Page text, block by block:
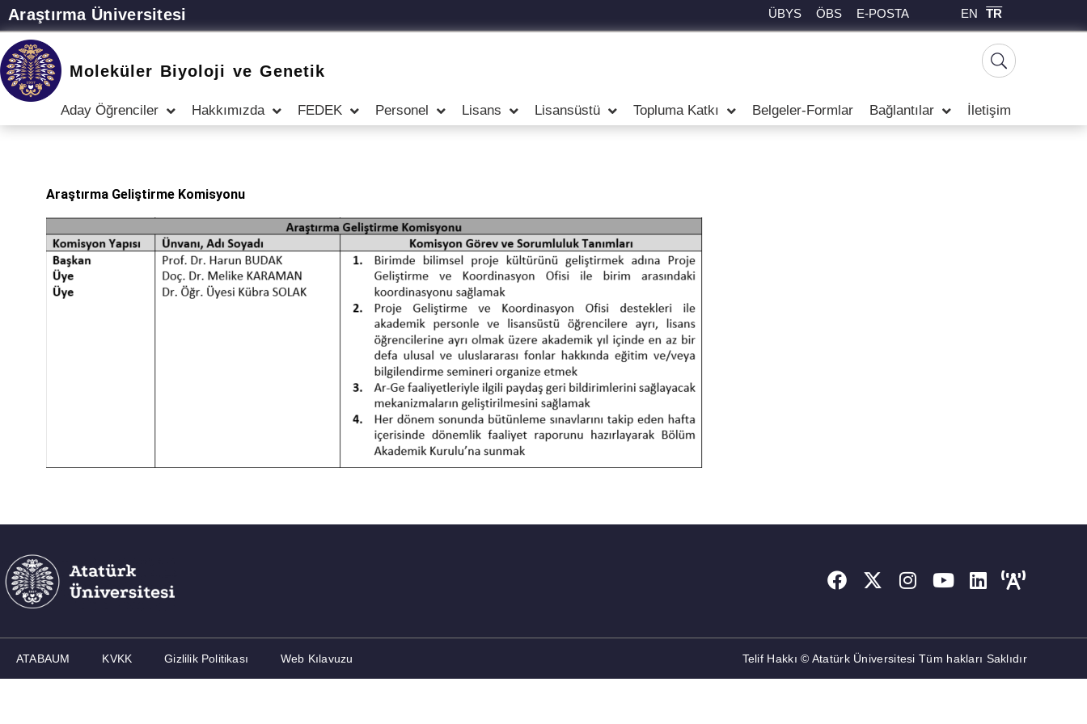
Araştırma Üniversitesi ÜBYS ÖBS E-POSTA EN TR
Moleküler Biyoloji ve Genetik
Aday Öğrenciler Hakkımızda FEDEK Personel Lisans Lisansüstü Topluma Katkı Belgeler-Formlar Bağlantılar İletişim
Araştırma Geliştirme Komisyonu
ATABAUM KVKK Gizlilik Politikası Web Kılavuzu Telif Hakkı © Atatürk Üniversitesi Tüm hakları Saklıdır